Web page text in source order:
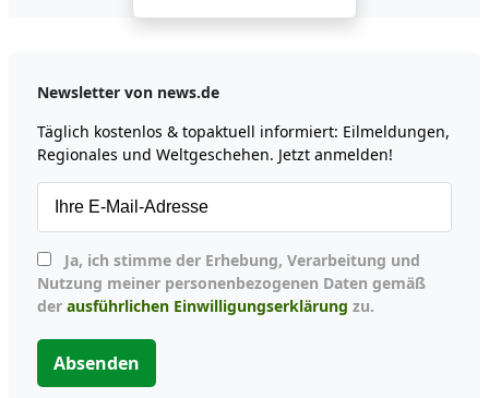
Newsletter von news.de
Täglich kostenlos & topaktuell informiert: Eilmeldungen,
Regionales und Weltgeschehen. Jetzt anmelden!
Nutzung meiner personenbezogenen Daten gemäß
der ausführlichen Einwilligungserklärung zu.
Absenden